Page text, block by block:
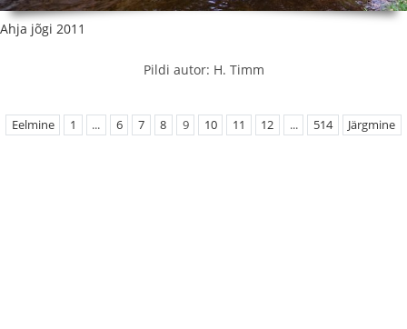
Ahja jõgi 2011
Pildi autor: H. Timm
Eelmine 1 ... 6 7 8 9 10 11 12 ... 514 Järgmine